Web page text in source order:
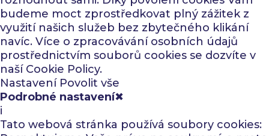
budeme moct zprostředkovat plný zážitek z
využití našich služeb bez zbytečného klikání
navíc. Více o zpracovávání osobních údajů
prostřednictvím souborů cookies se dozvíte v
naší Cookie Policy.
Nastavení Povolit vše
Podrobné nastavení✖
i
Tato webová stránka používá soubory cookies: